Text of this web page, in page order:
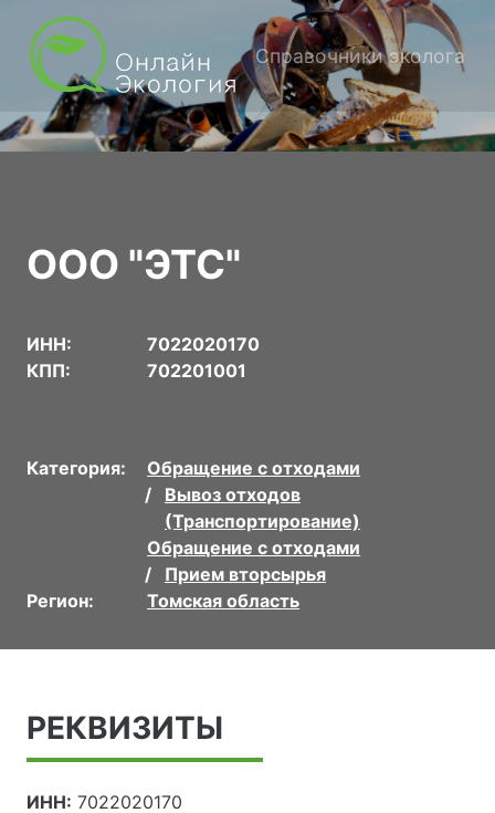
Справочники эколога
ООО "ЭТС"
ИНН:
7022020170
КПП:
702201001
Категория:
Обращение с отходами
Вывоз отходов
(Транспортирование)
Обращение с отходами
Прием вторсырья
Регион:
Томская область
РЕКВИЗИТЫ
ИНН: 7022020170